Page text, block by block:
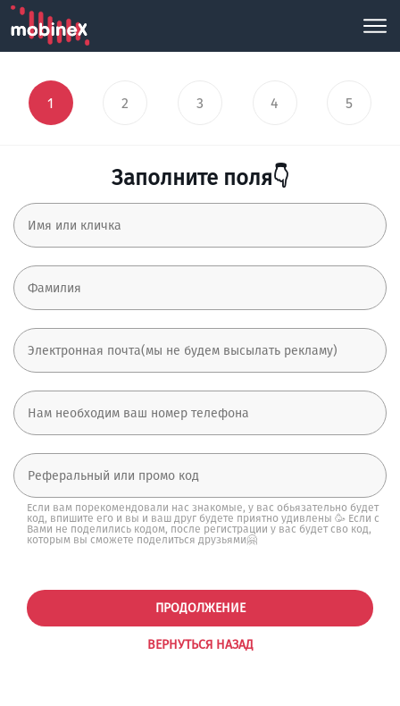
1 2 3 4 5
Заполните поля👇
Если вам порекомендовали нас знакомые, у вас обьязательно будет
код, впишите его и вы и ваш друг будете приятно удивлены 🥳 Если с
Вами не поделились кодом, после регистрации у вас будет сво код,
которым вы сможете поделиться друзьями🤗
ВЕРНУТЬСЯ НАЗАД
ПРОДОЛЖЕНИЕ